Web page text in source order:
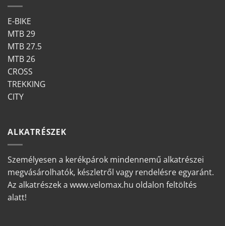
E-BIKE
MTB 29
MTB 27.5
MTB 26
CROSS
TREKKING
CITY
ALKATRÉSZEK
Személyesen a kerékpárok mindennemű alkatrészei
megvásárolhatók, készletről vagy rendelésre egyaránt.
Az alkatrészek a www.velomax.hu oldalon feltöltés
alatt!